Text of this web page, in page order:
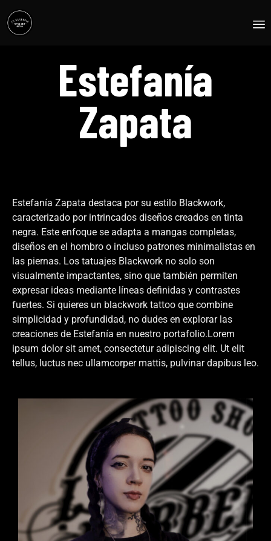
Estefanía
Zapata
Estefanía Zapata destaca por su estilo Blackwork,
caracterizado por intrincados diseños creados en tinta
negra. Este enfoque se adapta a mangas completas,
diseños en el hombro o incluso patrones minimalistas en
las piernas. Los tatuajes Blackwork no solo son
visualmente impactantes, sino que también permiten
expresar ideas mediante líneas definidas y contrastes
fuertes. Si quieres un blackwork tattoo que combine
simplicidad y profundidad, no dudes en explorar las
creaciones de Estefanía en nuestro portafolio.Lorem
ipsum dolor sit amet, consectetur adipiscing elit. Ut elit
tellus, luctus nec ullamcorper mattis, pulvinar dapibus leo.